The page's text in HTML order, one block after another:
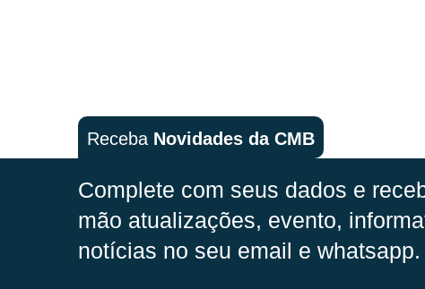
Receba Novidades da CMB
Complete com seus dados e
mão atualizações, evento,
notícias no seu email e whatsapp.